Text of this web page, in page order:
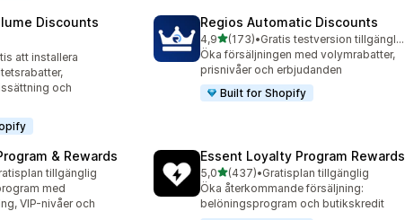
Discounts
totalt
att installera
och
Regios Automatic Discounts
4,9av 5 stjärnor
(173)
173 recensioner totalt
•
Gratis testversion tillgänglig
Öka försäljningen med volymrabatter,
prisnivåer och erbjudanden
Built for Shopify
& Rewards
totalt
tillgänglig
med
VIP-nivåer och
Essent Loyalty Program Rewards
5,0av 5 stjärnor
(437)
437 recensioner totalt
•Gratisplan tillgänglig
Öka återkommande försäljning:
belöningsprogram och butikskredit